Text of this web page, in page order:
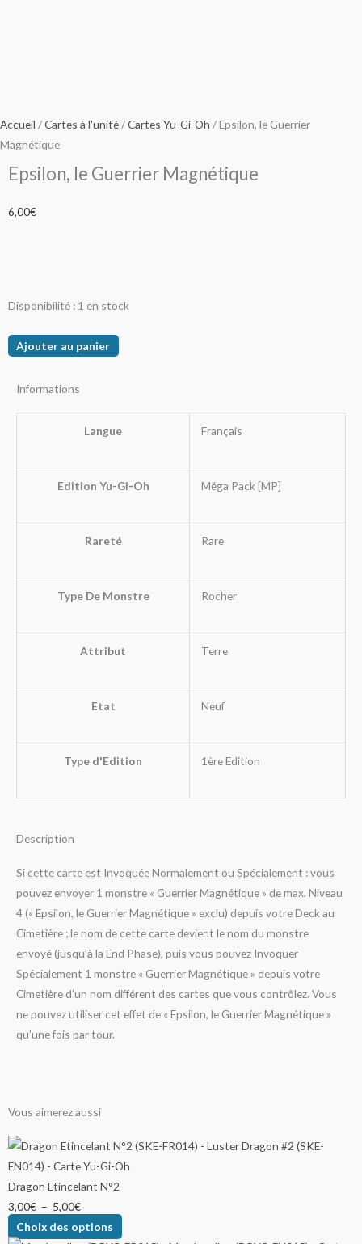
Accueil /Cartes à l'unité/Cartes Yu-Gi-Oh / Epsilon, le Guerrier
Magnétique
Epsilon, le Guerrier Magnétique
6,00€
Disponibilité : 1 en stock
quantité
Epsilon,
Guerrier
Ajouter au panier
Informations
Langue Français
Edition Yu-Gi-Oh Méga Pack [MP]
Rareté Rare
Type De Monstre Rocher
Attribut Terre
Etat Neuf
Type d'Edition 1ère Edition
Description
Si cette carte est Invoquée Normalement ou Spécialement : vous
pouvez envoyer 1 monstre « Guerrier Magnétique » de max. Niveau
4 (« Epsilon, le Guerrier Magnétique » exclu) depuis votre Deck au
Cimetière ; le nom de cette carte devient le nom du monstre
envoyé (jusqu’à la End Phase), puis vous pouvez Invoquer
Spécialement 1 monstre « Guerrier Magnétique » depuis votre
Cimetière d’un nom différent des cartes que vous contrôlez. Vous
ne pouvez utiliser cet effet de « Epsilon, le Guerrier Magnétique »
qu’une fois par tour.
Vous aimerez aussi
Dragon Etincelant N°2
3,00€ – 5,00€
Plage
de
prix :
3,00€
à
Choix des options
Ce
produit
Plage
de
prix :
à
Ce
produit
Plage
de
prix :
0,10€
à
Ce
produit
Plage
de
prix :
0,10€
à
Ce
produit
Plage
de
prix :
0,15€
à
Ce
produit
Ce
produit
Plage
de
prix :
0,50€
à
Ce
produit
Plage
de
prix :
0,20€
à
Ce
produit
Ce
produit
Plage
de
prix :
à
Ce
produit
Ce
produit
Plage
de
prix :
1,00€
à
Ce
produit